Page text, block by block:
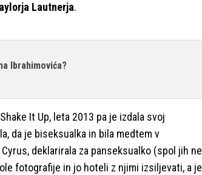
Lautnerja.
Ibrahimovića?
It Up, leta 2013 pa je izdala svoj
da je biseksualka in bila medtem v
deklarirala za panseksualko (spol jih ne
fotografije in jo hoteli z njimi izsiljevati, a je